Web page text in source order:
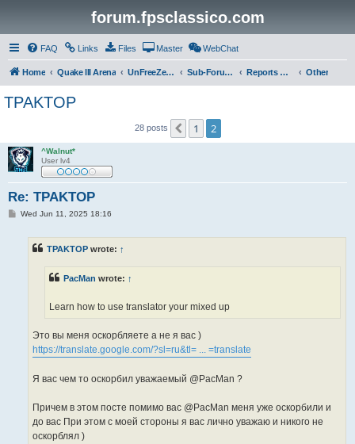
forum.fpsclassico.com
FAQ Links Files Master WebChat
Home Quake III Arena UnFreeZe/FreeFUn/glacius Game Servers Sub-Forums Reports Discussion Other
TPAKTOP
28 posts Previous
1 2
^Walnut*
User lv4
Re: TPAKTOP
PWed Jun 11, 2025 18:16
TPAKTOP wrote: ↑
PacMan wrote: ↑
Learn how to use translator your mixed up
Это вы меня оскорбляете а не я вас )
https://translate.google.com/?sl=ru&tl= ... =translate
Я вас чем то оскорбил уважаемый @PacMan ?
Причем в этом посте помимо вас @PacMan меня уже оскорбили и
до вас При этом с моей стороны я вас лично уважаю и никого не
оскорблял )